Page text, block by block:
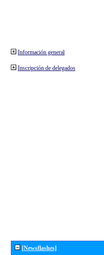
Información general
Inscripción de delegados
[Newsflashes]